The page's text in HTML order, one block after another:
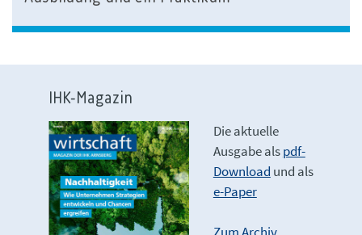
IHK-Magazin
Die aktuelle
Ausgabe alspdf-
Download und als
e-Paper